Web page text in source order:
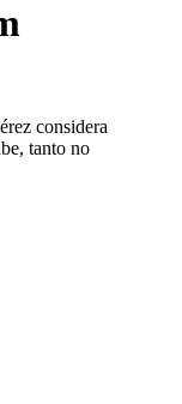
considera
tanto no